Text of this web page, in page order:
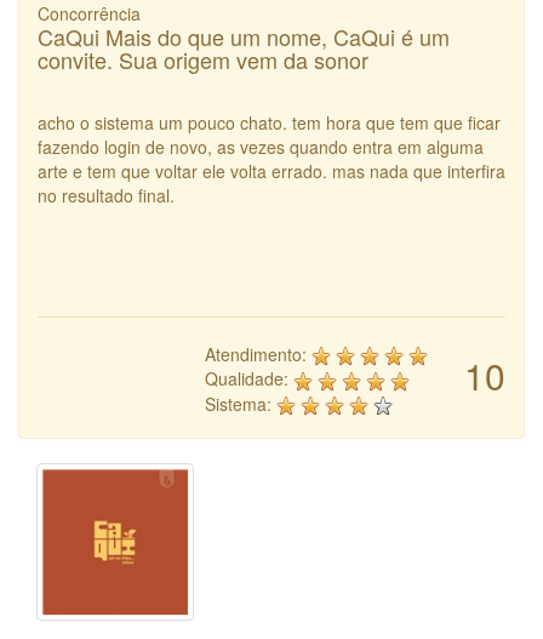
Concorrência
CaQui Mais do que um nome, CaQui é um
convite. Sua origem vem da sonor
acho o sistema um pouco chato. tem hora que tem que ficar
fazendo login de novo, as vezes quando entra em alguma
arte e tem que voltar ele volta errado. mas nada que interfira
no resultado final.
10
Atendimento:
Qualidade:
Sistema: